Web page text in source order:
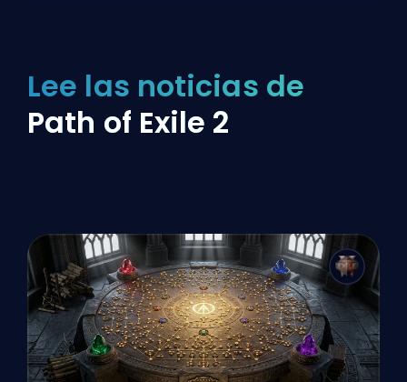
Lee las noticias de
Path of Exile 2